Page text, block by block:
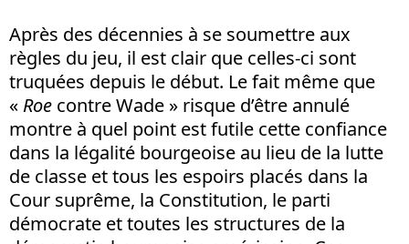
Après des décennies à se soumettre aux
règles du jeu, il est clair que celles-ci sont
truquées depuis le début. Le fait même que
« Roe contre Wade » risque d’être annulé
montre à quel point est futile cette confiance
dans la légalité bourgeoise au lieu de la lutte
de classe et tous les espoirs placés dans la
Cour suprême, la Constitution, le parti
démocrate et toutes les structures de la